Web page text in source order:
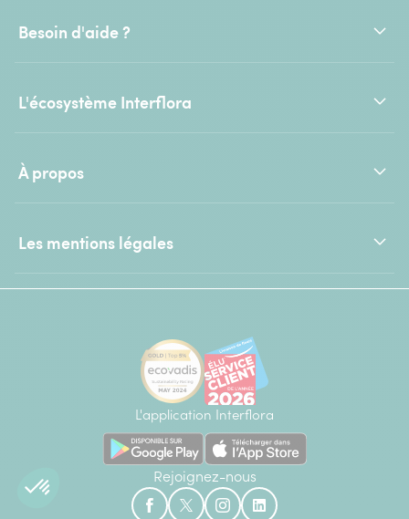
Besoin d'aide ?
L'écosystème Interflora
À propos
Les mentions légales
L'application Interflora
Rejoignez-nous